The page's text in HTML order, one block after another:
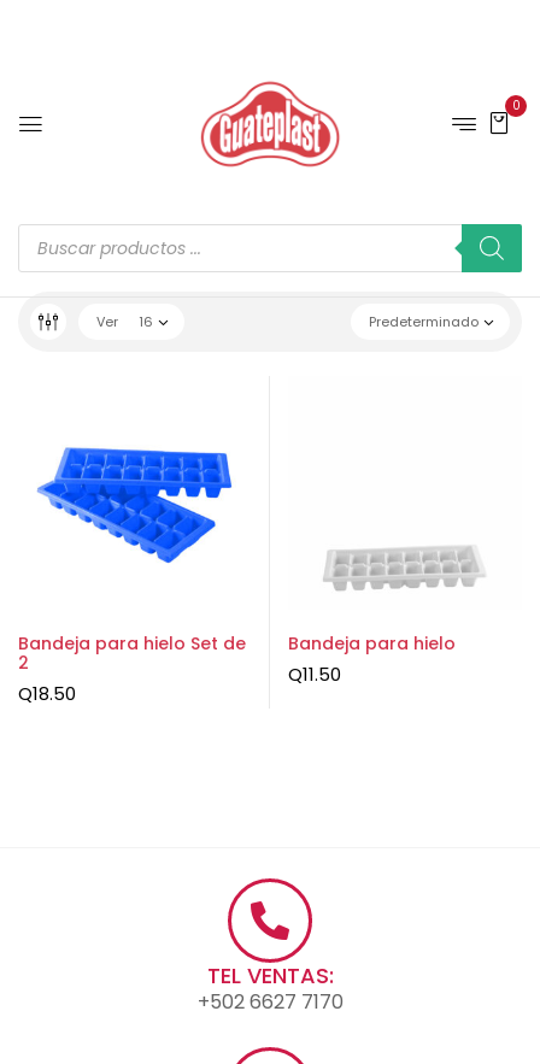
0
Predeterminado
Ver 16
Bandeja para hielo Set de
2
Q18.50
Bandeja para hielo
Q11.50
TEL VENTAS:
+502 6627 7170